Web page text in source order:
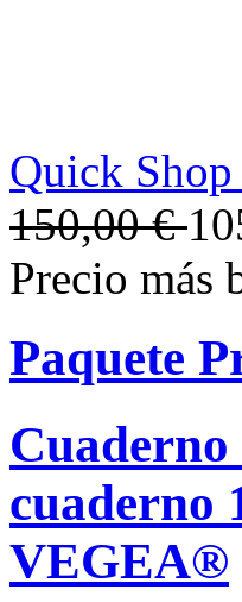
Quick Shop
150,00 €
Precio más
Paquete
cuaderno
VEGEA®